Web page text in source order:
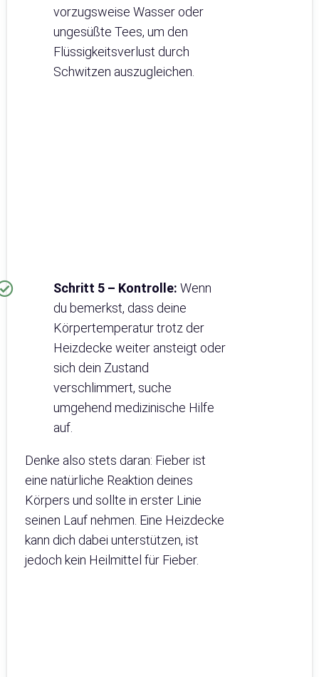
vorzugsweise Wasser oder
ungesüßte Tees, um den
Flüssigkeitsverlust durch
Schwitzen auszugleichen.
Schritt 5 – Kontrolle: Wenn
du bemerkst, dass deine
Körpertemperatur trotz der
Heizdecke weiter ansteigt oder
sich dein Zustand
verschlimmert, suche
umgehend medizinische Hilfe
auf.
Denke also stets daran: Fieber ist
eine natürliche Reaktion deines
Körpers und sollte in erster Linie
seinen Lauf nehmen. Eine Heizdecke
kann dich dabei unterstützen, ist
jedoch kein Heilmittel für Fieber.